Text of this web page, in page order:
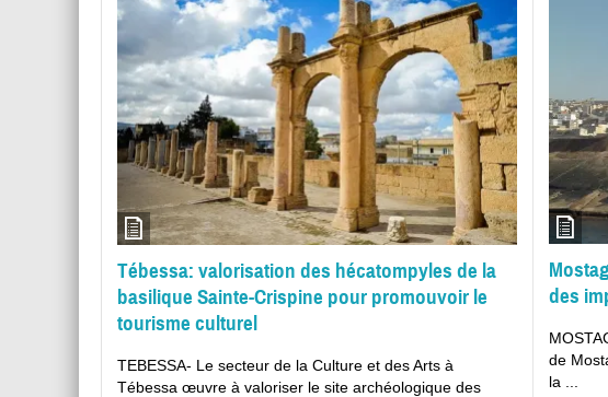
Tébessa: valorisation des hécatompyles de la
basilique Sainte-Crispine pour promouvoir le
tourisme culturel
TEBESSA- Le secteur de la Culture et des Arts à
Tébessa œuvre à valoriser le site archéologique des
des
de
la ...